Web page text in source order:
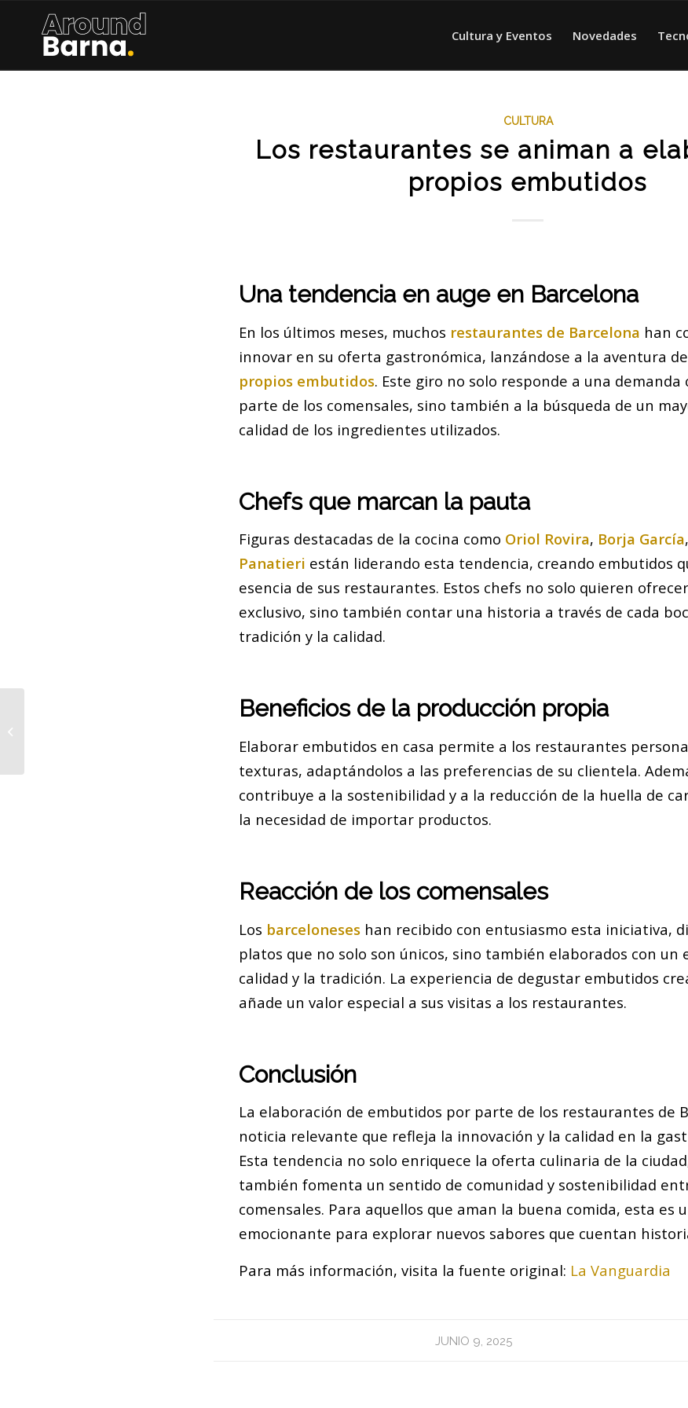
Cultura y Eventos Novedades
CULTURA
Los restaurantes se animan a
propios embutidos
Una tendencia en auge en Barcelona
En los últimos meses, muchos restaurantes de Barcelona han
innovar en su oferta gastronómica, lanzándose a la aventura de
propios embutidos. Este giro no solo responde a una
parte de los comensales, sino también a la búsqueda de un
calidad de los ingredientes utilizados.
Chefs que marcan la pauta
Figuras destacadas de la cocina como Oriol Rovira, Borja García,
Panatieri están liderando esta tendencia, creando embutidos
esencia de sus restaurantes. Estos chefs no solo quieren
exclusivo, sino también contar una historia a través de cada
tradición y la calidad.
Beneficios de la producción propia
Elaborar embutidos en casa permite a los restaurantes
texturas, adaptándolos a las preferencias de su clientela.
contribuye a la sostenibilidad y a la reducción de la huella de
la necesidad de importar productos.
Reacción de los comensales
Los barceloneses han recibido con entusiasmo esta iniciativa,
platos que no solo son únicos, sino también elaborados con un
calidad y la tradición. La experiencia de degustar embutidos
añade un valor especial a sus visitas a los restaurantes.
Conclusión
La elaboración de embutidos por parte de los restaurantes de
noticia relevante que refleja la innovación y la calidad en la
Esta tendencia no solo enriquece la oferta culinaria de la
también fomenta un sentido de comunidad y sostenibilidad
comensales. Para aquellos que aman la buena comida, esta es
emocionante para explorar nuevos sabores que cuentan
Para más información, visita la fuente original: La Vanguardia
JUNIO 9, 2025